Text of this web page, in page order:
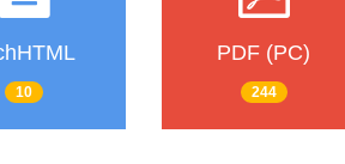
10
PDF (PC)
244